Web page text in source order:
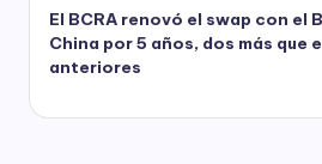
El BCRA renovó el swap con el
China por 5 años, dos más que
anteriores